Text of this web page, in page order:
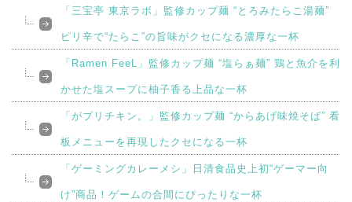
「三宝亭 東京ラボ」監修カップ麺 “とろみたらこ湯麺”
ピリ辛で“たらこ”の旨味がクセになる濃厚な一杯
「Ramen FeeL」監修カップ麺 “塩らぁ麺” 鶏と魚介を利
かせた塩スープに柚子香る上品な一杯
「がブリチキン。」監修カップ麺 “からあげ味焼そば” 看
板メニューを再現したクセになる一杯
「ゲーミングカレーメシ」日清食品史上初“ゲーマー向
け”商品！ゲームの合間にぴったりな一杯